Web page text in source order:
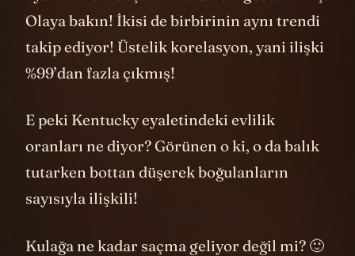
Olaya bakın! İkisi de birbirinin aynı trendi
takip ediyor! Üstelik korelasyon, yani ilişki
%99’dan fazla çıkmış!
E peki Kentucky eyaletindeki evlilik
oranları ne diyor? Görünen o ki, o da balık
tutarken bottan düşerek boğulanların
sayısıyla ilişkili!
Kulağa ne kadar saçma geliyor değil mi? 🙂